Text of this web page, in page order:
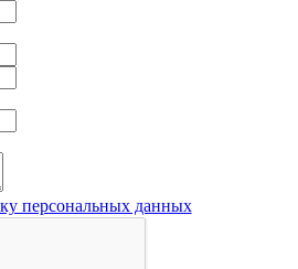
персональных данных